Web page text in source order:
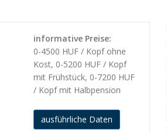
informative Preise:
0-4500 HUF / Kopf ohne
Kost, 0-5200 HUF / Kopf
mit Frühstück, 0-7200 HUF
/ Kopf mit Halbpension
ausführliche Daten